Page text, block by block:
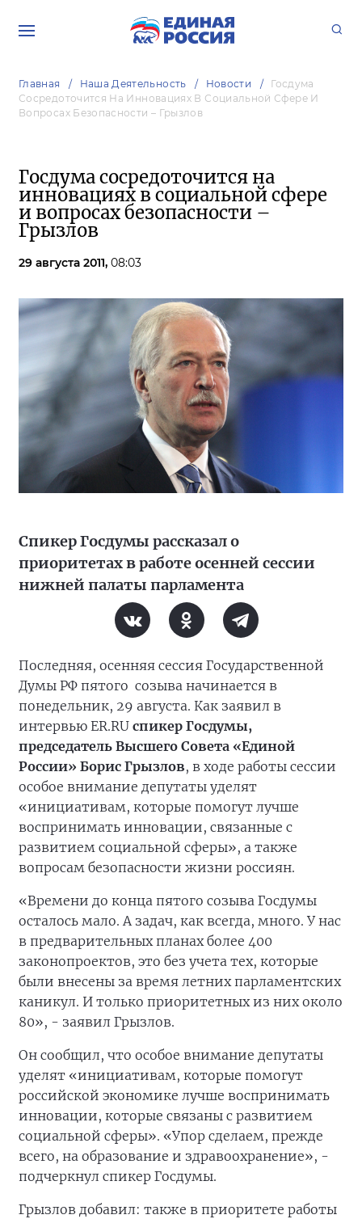
Главная Наша Деятельность Новости
Госдума
Сосредоточится На Инновациях В Социальной Сфере И
Вопросах Безопасности – Грызлов
Госдума сосредоточится на
инновациях в социальной сфере
и вопросах безопасности –
Грызлов
29 августа 2011, 08:03
Спикер Госдумы рассказал о
приоритетах в работе осенней сессии
нижней палаты парламента
Последняя, осенняя сессия Государственной
Думы РФ пятого созыва начинается в
понедельник, 29 августа. Как заявил в
интервью ER.RU спикер Госдумы,
председатель Высшего Совета «Единой
России» Борис Грызлов, в ходе работы сессии
особое внимание депутаты уделят
«инициативам, которые помогут лучше
воспринимать инновации, связанные с
развитием социальной сферы», а также
вопросам безопасности жизни россиян.
«Времени до конца пятого созыва Госдумы
осталось мало. А задач, как всегда, много. У нас
в предварительных планах более 400
законопроектов, это без учета тех, которые
были внесены за время летних парламентских
каникул. И только приоритетных из них около
80», - заявил Грызлов.
Он сообщил, что особое внимание депутаты
уделят «инициативам, которые помогут
российской экономике лучше воспринимать
инновации, которые связаны с развитием
социальной сферы». «Упор сделаем, прежде
всего, на образование и здравоохранение», -
подчеркнул спикер Госдумы.
Грызлов добавил: также в приоритете работы